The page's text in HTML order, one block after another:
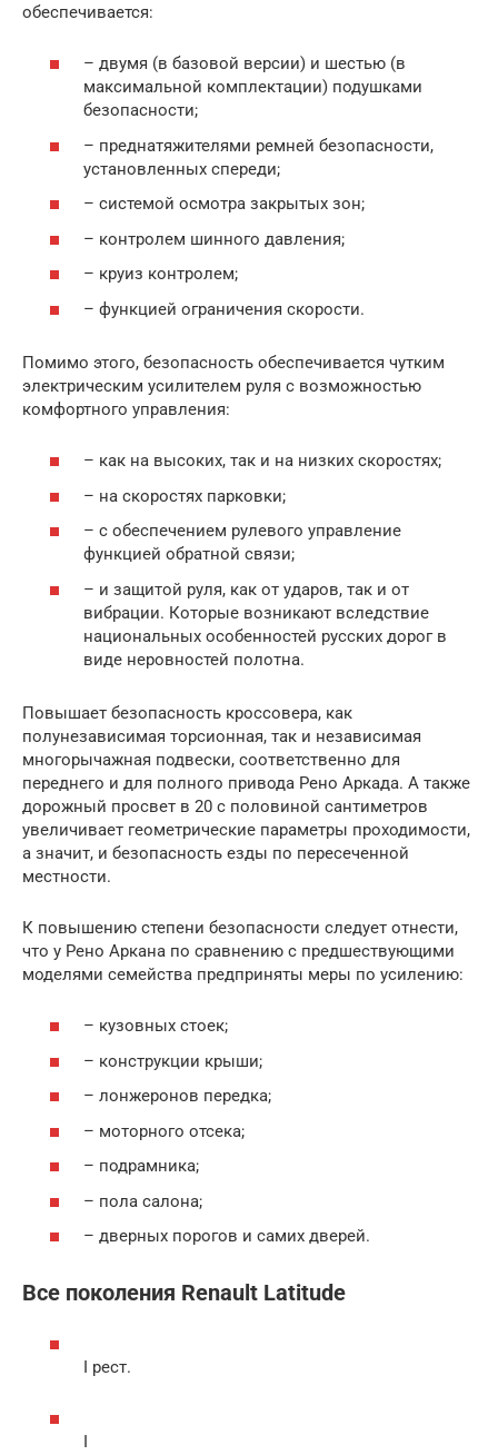
обеспечивается:
– двумя (в базовой версии) и шестью (в
максимальной комплектации) подушками
безопасности;
– преднатяжителями ремней безопасности,
установленных спереди;
– системой осмотра закрытых зон;
– контролем шинного давления;
– круиз контролем;
– функцией ограничения скорости.
Помимо этого, безопасность обеспечивается чутким
электрическим усилителем руля с возможностью
комфортного управления:
– как на высоких, так и на низких скоростях;
– на скоростях парковки;
– с обеспечением рулевого управление
функцией обратной связи;
– и защитой руля, как от ударов, так и от
вибрации. Которые возникают вследствие
национальных особенностей русских дорог в
виде неровностей полотна.
Повышает безопасность кроссовера, как
полунезависимая торсионная, так и независимая
многорычажная подвески, соответственно для
переднего и для полного привода Рено Аркада. А также
дорожный просвет в 20 с половиной сантиметров
увеличивает геометрические параметры проходимости,
а значит, и безопасность езды по пересеченной
местности.
К повышению степени безопасности следует отнести,
что у Рено Аркана по сравнению с предшествующими
моделями семейства предприняты меры по усилению:
– кузовных стоек;
– конструкции крыши;
– лонжеронов передка;
– моторного отсека;
– подрамника;
– пола салона;
– дверных порогов и самих дверей.
Все поколения Renault Latitude
I рест.
I